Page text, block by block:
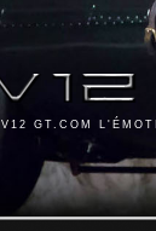
V12 GT.COM